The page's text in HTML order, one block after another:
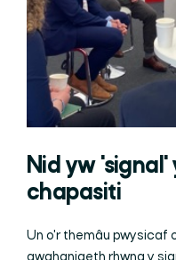
Nid yw 'signal'
chapasiti
Un o'r themâu pwysicaf